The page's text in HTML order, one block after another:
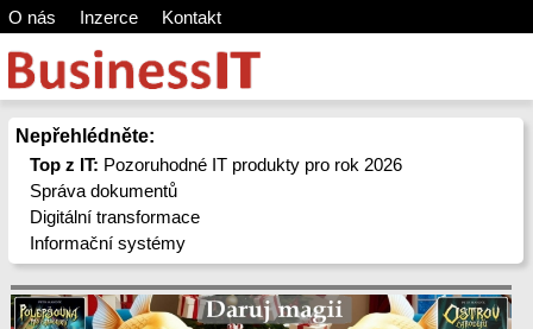
O nás Inzerce Kontakt
Nepřehlédněte:
Top z IT: Pozoruhodné IT produkty pro rok 2026
Správa dokumentů
Digitální transformace
Informační systémy